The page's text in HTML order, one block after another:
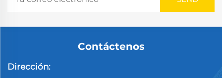
Contáctenos
Dirección: